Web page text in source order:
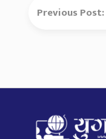
Previous Post: